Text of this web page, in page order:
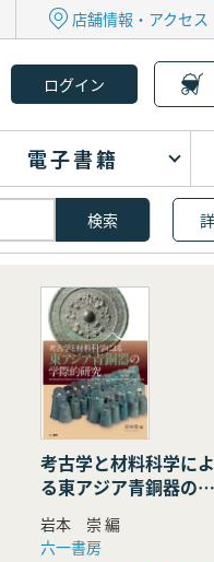
店舗情報・アクセス
電子書籍
考古学と材料科学によ
る東アジア青銅器の学
際的研究
岩本 崇 編
六一書房